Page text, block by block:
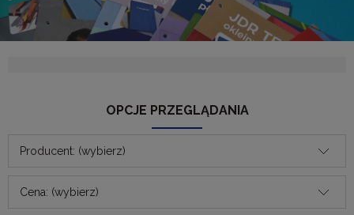
OPCJE PRZEGLĄDANIA
Producent: (wybierz)
Cena: (wybierz)